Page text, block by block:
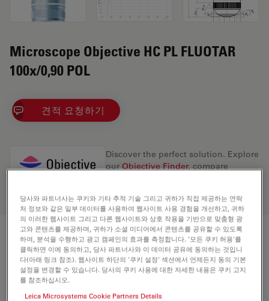
Microscope Objective HC PL FLUOTAR
100x/0,90 POL
견적 요청하기
Discover the perfect solution. Explore
ourObjective Finder, compare
기술 사양
상품 번호
당사와 파트너사는 쿠키와 기타 추적 기술 그리고 귀하가 직접 제공하는 연락
처 정보와 같은 일부 데이터를 사용하여 웹사이트 사용 경험을 개선하고, 귀하
의 이러한 웹사이트 그리고 다른 웹사이트와 상호 작용을 기반으로 맞춤형 광
고와 콘텐츠를 제공하며, 귀하가 소셜 미디어에서 콘텐츠를 공유할 수 있도록
하여, 분석을 수행하고 광고 캠페인의 효과를 측정합니다. '모든 쿠키 허용'를
클릭하면 이에 동의하고, 당사 파트너사와 이 데이터 공유에 동의하는 것입니
다(아래 링크 참조). 웹사이트 하단의 '쿠키 설정' 섹션에서 언제든지 동의 기본
설정을 변경할 수 있습니다. 당사의 쿠키 사용에 대한 자세한 내용은 쿠키 고지
를 참조하십시오.
Leica Microsystems Cookie Partners Details